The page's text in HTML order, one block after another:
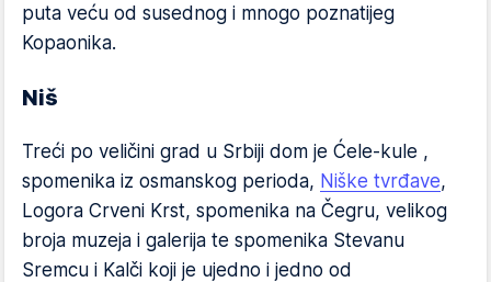
puta veću od susednog i mnogo poznatijeg
Kopaonika.
Niš
Treći po veličini grad u Srbiji dom je Ćele-kule ,
spomenika iz osmanskog perioda, Niške tvrđave,
Logora Crveni Krst, spomenika na Čegru, velikog
broja muzeja i galerija te spomenika Stevanu
Sremcu i Kalči koji je ujedno i jedno od